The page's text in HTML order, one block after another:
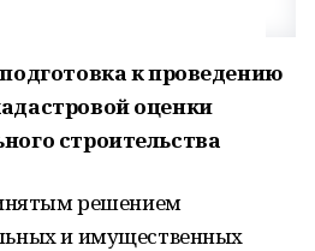
к проведению
оценки
строительства
решением
и имущественных